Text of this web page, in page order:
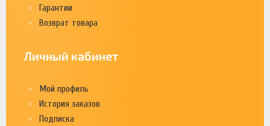
Гарантии
Возврат товара
Личный кабинет
Мой профиль
История заказов
Подписка